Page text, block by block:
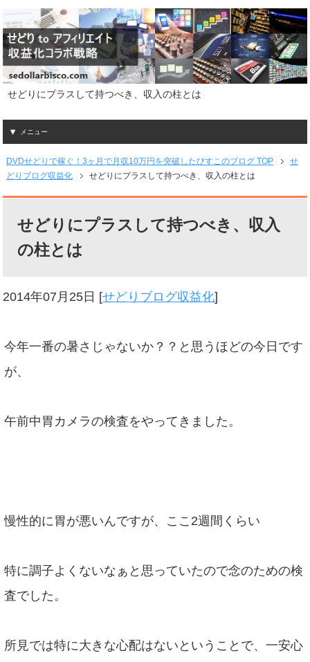
せどりにプラスして持つべき、収入の柱とは
メニュー
DVDせどりで稼ぐ！3ヶ月で月収10万円を突破したびすこのブログ TOP
せ
どりブログ収益化
せどりにプラスして持つべき、収入の柱とは
せどりにプラスして持つべき、収入
の柱とは
2014年07月25日 [せどりブログ収益化]
今年一番の暑さじゃないか？？と思うほどの今日です
が、
午前中胃カメラの検査をやってきました。
慢性的に胃が悪いんですが、ここ2週間くらい
特に調子よくないなぁと思っていたので念のための検
査でした。
所見では特に大きな心配はないということで、一安心